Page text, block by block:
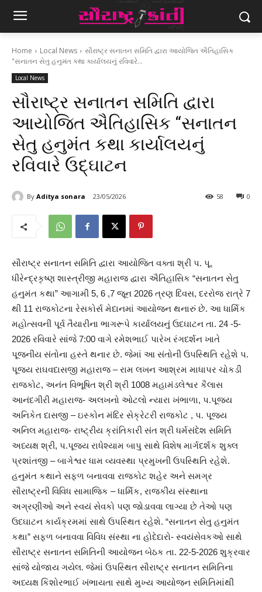
Home Local News
સૌરાષ્ટ્ર સનાતન સમિતિ દ્વારા આયોજિત ઐતિહાસિક
"સનાતન સેતુ હનુમંત કથા કાર્યાલયનું રવિવારે...
Local News
સૌરાષ્ટ્ર સનાતન સમિતિ દ્વારા
આયોજિત ઐતિહાસિક “સનાતન
સેતુ હનુમંત કથા કાર્યાલયનું
રવિવારે ઉદ્ઘાટન
By Aditya sonara 23/05/2026 0
58
સૌરાષ્ટ્ર સનાતન સમિતિ દ્વારા આયોજિત વક્તા શ્રી પ. પૂ.
ધીરેન્દ્રકૃષ્ણ શાસ્ત્રીજી મહારાજ દ્વારા ઐતિહાસિક “સનાતન સેતુ
હનુમંત કથા” આગામી 5, 6 ,7 જૂન 2026 ત્રણ દિવસ, દરરોજ રાત્રે 7
થી 11 રાજકોટના રેસકોર્સ મેદાનમાં આયોજન થનારું છે. આ ધાર્મિક
મહોત્સવની પૂર્વ તૈયારીના ભાગરૂપે કાર્યાલયનું ઉદઘાટન તા. 24 -5-
2026 રવિવારે સાંજે 7:00 વાગે રમેશભાઈ પારેખ રંગદર્શન ખાતે
પૂજનીય સંતોના હસ્તે થનાર છે. જેમાં આ સંતોની ઉપસ્થિતિ રહેશે પ.
પૂજ્ય રાઘવદાસજી મહારાજ – રામ લખન આશ્રમ માધાપર ચોકડી
રાજકોટ, અનંત વિભૂષિત શ્રી શ્રી 1008 મહામંડલેશ્વર કૈલાસ
આનંદગીરી મહારાજ- અલખનો ઓટલો ન્યારા ખંભાળા, પ.પૂજ્ય
અનિકેત દાસજી – ઇસ્કોન મંદિર સેક્રેટરી રાજકોટ , પ. પૂજ્ય
અનિલ મહારાજ- રાષ્ટ્રીય ક્રાંતિકારી સંત શ્રી ધર્મસંદેશ સમિતિ
અધ્યક્ષ શ્રી, પ.પૂજ્ય રાધેશ્યામ બાપુ સાથે વિશેષ માર્ગદર્શક શુક્લ
પ્રશાંતજી – બાગેશ્વર ધામ વ્યવસ્થા પ્રમુખની ઉપસ્થિતિ રહેશે.
હનુમંત કથાને સફળ બનાવવા રાજકોટ શહેર અને સમગ્ર
સૌરાષ્ટ્રની વિવિધ સામાજિક – ધાર્મિક, રાજકીય સંસ્થાના
અગ્રણીઓ અને સ્વયં સેવકો પણ જોડાવવા લાગ્યા છે તેઓ પણ
ઉદઘાટન કાર્યક્રમમાં સાથે ઉપસ્થિત રહેશે. “સનાતન સેતુ હનુમંત
કથા” સફળ બનાવવા વિવિધ સંસ્થા ના હોદેદારો- સ્વયંસેવકઓ સાથે
સૌરાષ્ટ્ર સનાતન સમિતિની આયોજન બેઠક તા. 22-5-2026 શુક્રવાર
સાંજે યોજાય ગયેલ. જેમાં ઉપસ્થિત સૌરાષ્ટ્ર સનાતન સમિતિના
અધ્યક્ષ કિશોરભાઈ ખંભાયતા સાથે મુખ્ય આયોજન સમિતિમાંથી